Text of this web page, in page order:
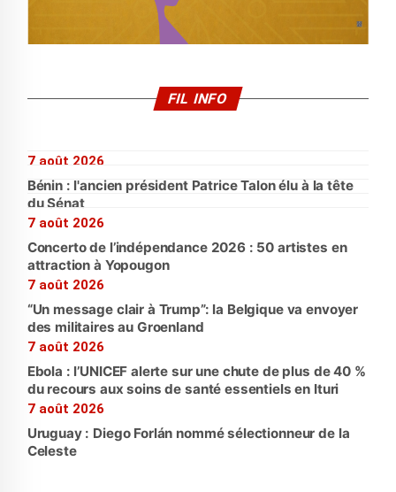
FIL INFO
7 août 2026
Bénin : l'ancien président Patrice Talon élu à la tête
du Sénat
7 août 2026
Concerto de l’indépendance 2026 : 50 artistes en
attraction à Yopougon
7 août 2026
“Un message clair à Trump”: la Belgique va envoyer
des militaires au Groenland
7 août 2026
Ebola : l’UNICEF alerte sur une chute de plus de 40 %
du recours aux soins de santé essentiels en Ituri
7 août 2026
Uruguay : Diego Forlán nommé sélectionneur de la
Celeste